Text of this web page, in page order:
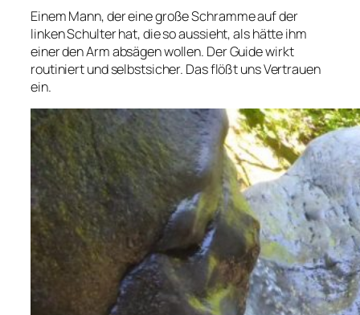
Einem Mann, der eine große Schramme auf der
linken Schulter hat, die so aussieht, als hätte ihm
einer den Arm absägen wollen. Der Guide wirkt
routiniert und selbstsicher. Das flößt uns Vertrauen
ein.